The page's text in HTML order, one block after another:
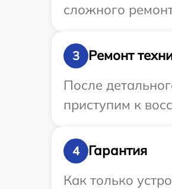
сложного
3
Ремонт
После
приступим к
4
Гарантия
Как только